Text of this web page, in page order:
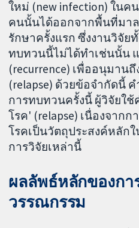
ใหม่ (new infection) ใน
คนนั้นได้ออกจากพื้นที่มา
รักษาครั้งแรก ซึ่งงานวิจัย
ทบทวนนี้ไม่ได้ทำเช่นนั้น
(recurrence) เพื่ออนุมาน
(relapse) ด้วยข้อจำกัดนี้
การทบทวนครั้งนี้ ผู้วิจัยใช้
โรค' (relapse) เนื่องจาก
โรคเป็นวัตถุประสงค์หลัก
การวิจัยเหล่านี้
ผลลัพธ์หลักของก
วรรณกรรม